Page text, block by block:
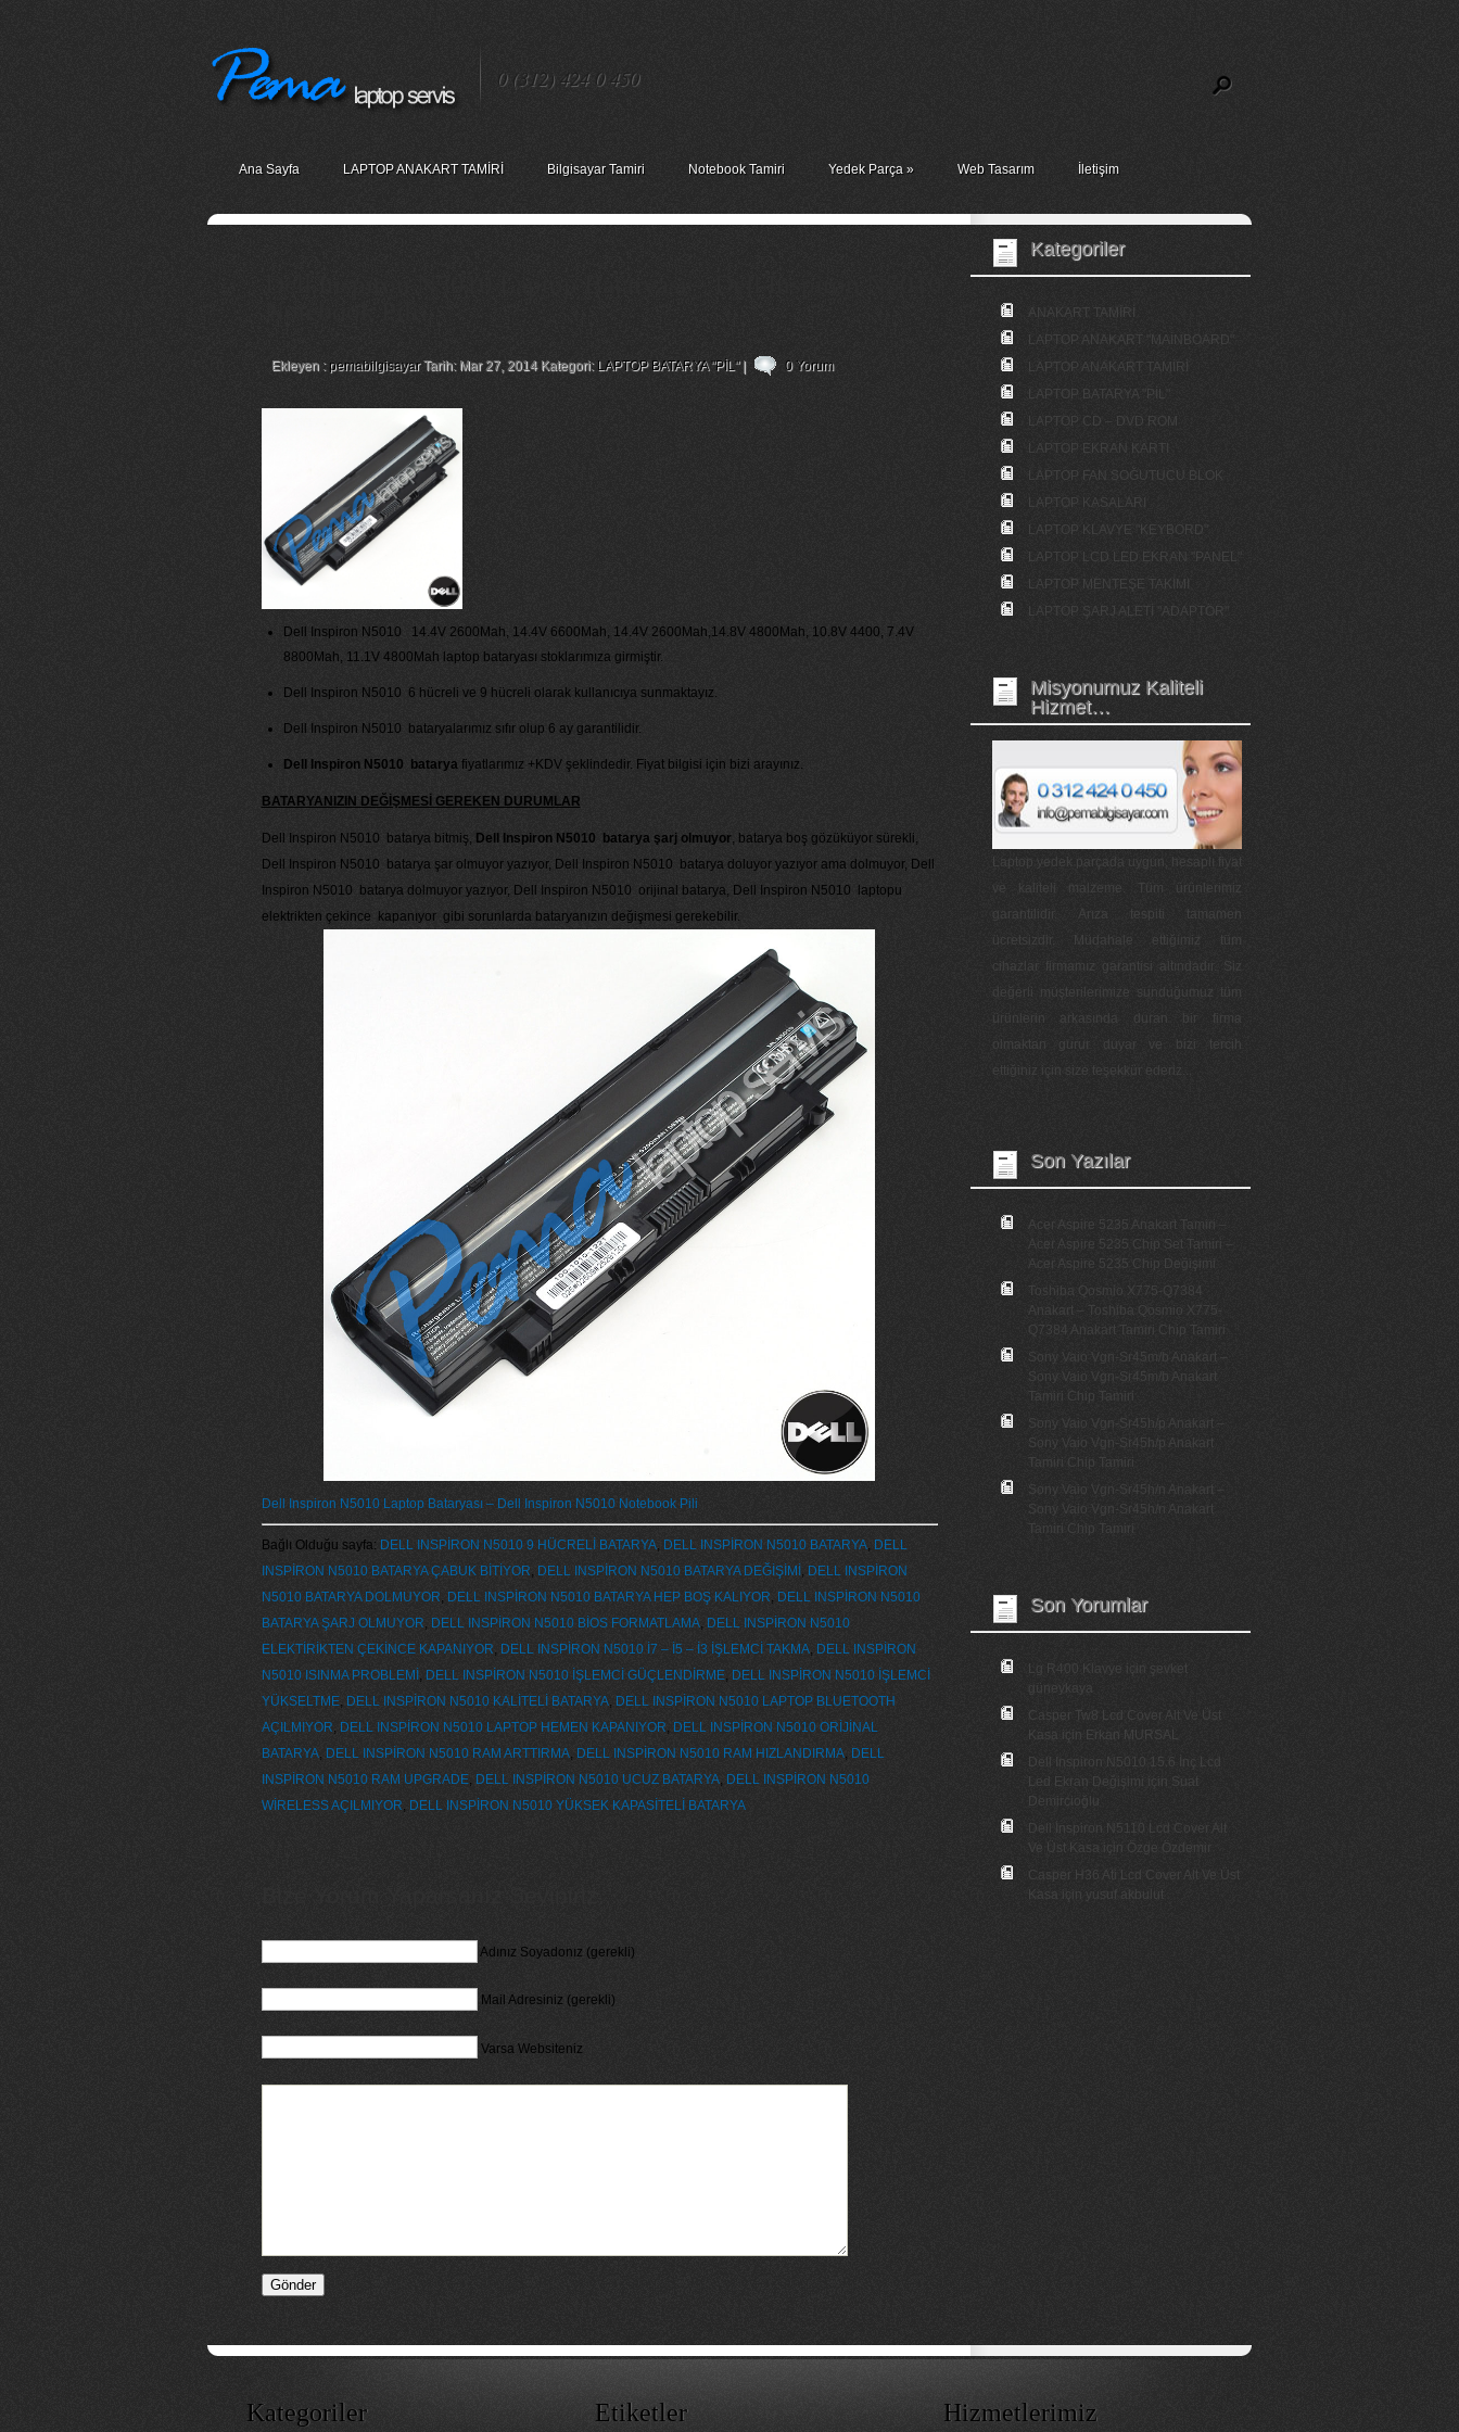
0 (312) 424 0 450
Ana Sayfa LAPTOP ANAKART TAMİRİ Bilgisayar Tamiri Notebook Tamiri Yedek Parça» Web Tasarım İletişim
Ekleyen : pemabilgisayarTarih: Mar 27, 2014 Kategori: LAPTOP BATARYA "PİL"| 0 Yorum
Dell Inspiron N5010 14.4V 2600Mah, 14.4V 6600Mah, 14.4V 2600Mah,14.8V 4800Mah, 10.8V 4400, 7.4V
8800Mah, 11.1V 4800Mah laptop bataryası stoklarımıza girmiştir.
Dell Inspiron N5010 6 hücreli ve 9 hücreli olarak kullanıcıya sunmaktayız.
Dell Inspiron N5010 bataryalarımız sıfır olup 6 ay garantilidir.
Dell Inspiron N5010 bataryafiyatlarımız +KDV şeklindedir. Fiyat bilgisi için bizi arayınız.
BATARYANIZIN DEĞİŞMESİ GEREKEN DURUMLAR
Dell Inspiron N5010 batarya bitmiş, Dell Inspiron N5010 batarya şarj olmuyor, batarya boş gözüküyor sürekli,
Dell Inspiron N5010 batarya şar olmuyor yazıyor, Dell Inspiron N5010 batarya doluyor yazıyor ama dolmuyor, Dell
Inspiron N5010 batarya dolmuyor yazıyor, Dell Inspiron N5010 orijinal batarya, Dell Inspiron N5010 laptopu
elektrikten çekince kapanıyor gibi sorunlarda bataryanızın değişmesi gerekebilir.
Dell Inspiron N5010 Laptop Bataryası – Dell Inspiron N5010 Notebook Pili
Bağlı Olduğu sayfa: DELL INSPİRON N5010 9 HÜCRELİ BATARYA, DELL INSPİRON N5010 BATARYA, DELL
INSPİRON N5010 BATARYA ÇABUK BİTİYOR, DELL INSPİRON N5010 BATARYA DEĞİŞİMİ , DELL INSPİRON
N5010 BATARYA DOLMUYOR, DELL INSPİRON N5010 BATARYA HEP BOŞ KALIYOR, DELL INSPİRON N5010
BATARYA ŞARJ OLMUYOR, DELL INSPİRON N5010 BİOS FORMATLAMA, DELL INSPİRON N5010
ELEKTİRİKTEN ÇEKİNCE KAPANIYOR, DELL INSPİRON N5010 İ7 – İ5 – İ3 İŞLEMCİ TAKMA, DELL INSPİRON
N5010 ISINMA PROBLEMİ , DELL INSPİRON N5010 İŞLEMCİ GÜÇLENDİRME, DELL INSPİRON N5010 İŞLEMCİ
YÜKSELTME, DELL INSPİRON N5010 KALİTELİ BATARYA, DELL INSPİRON N5010 LAPTOP BLUETOOTH
AÇILMIYOR, DELL INSPİRON N5010 LAPTOP HEMEN KAPANIYOR, DELL INSPİRON N5010 ORİJİNAL
BATARYA, DELL INSPİRON N5010 RAM ARTTIRMA, DELL INSPİRON N5010 RAM HIZLANDIRMA, DELL
INSPİRON N5010 RAM UPGRADE, DELL INSPİRON N5010 UCUZ BATARYA, DELL INSPİRON N5010
WİRELESS AÇILMIYOR, DELL INSPİRON N5010 YÜKSEK KAPASİTELİ BATARYA
Adınız Soyadonız (gerekli)
Mail Adresiniz (gerekli)
Varsa Websiteniz
Kategoriler
ANAKART TAMİRİ
LAPTOP ANAKART "MAİNBOARD"
LAPTOP ANAKART TAMİRİ
LAPTOP BATARYA "PİL"
LAPTOP CD – DVD ROM
LAPTOP EKRAN KARTI
LAPTOP FAN SOĞUTUCU BLOK
LAPTOP KASALARI
LAPTOP KLAVYE "KEYBORD"
LAPTOP LCD LED EKRAN "PANEL"
LAPTOP MENTEŞE TAKIMI
LAPTOP ŞARJ ALETİ "ADAPTÖR"
Misyonumuz Kaliteli
Hizmet…
Laptop yedek parçada uygun, hesaplı fiyat
ve kaliteli malzeme. Tüm ürünlerimiz
garantilidir. Arıza tespiti tamamen
ücretsizdir. Müdahale ettiğimiz tüm
cihazlar firmamız garantisi altındadır. Siz
değerli müşterilerimize sunduğumuz tüm
ürünlerin arkasında duran bir firma
olmaktan gurur duyar ve bizi tercih
ettiğiniz için size teşekkür ederiz...
Son Yazılar
Acer Aspire 5235 Anakart Tamiri –
Acer Aspire 5235 Chip Set Tamiri –
Acer Aspire 5235 Chip Değişimi
Toshiba Qosmio X775-Q7384
Anakart – Toshiba Qosmio X775-
Q7384 Anakart Tamiri Chip Tamiri
Sony Vaio Vgn-Sr45m/b Anakart –
Sony Vaio Vgn-Sr45m/b Anakart
Tamiri Chip Tamiri
Sony Vaio Vgn-Sr45h/p Anakart –
Sony Vaio Vgn-Sr45h/p Anakart
Tamiri Chip Tamiri
Sony Vaio Vgn-Sr45h/n Anakart –
Sony Vaio Vgn-Sr45h/n Anakart
Tamiri Chip Tamiri
Son Yorumlar
Lg R400 Klavye için
şevket
güneykaya
Casper Tw8 Lcd Cover Alt Ve Üst
Kasa
için
Erkan MURSAL
Dell Inspiron N5010 15.6 İnç Lcd
Led Ekran Değişimi
için
Suat
Demircioğlu
Dell İnspiron N5110 Lcd Cover Alt
Ve Üst Kasa için
Özge Özdemir
Casper H36 Ati Lcd Cover Alt Ve Üst
Kasa
yusuf akbulut
Kategoriler Etiketler Hizmetlerimiz